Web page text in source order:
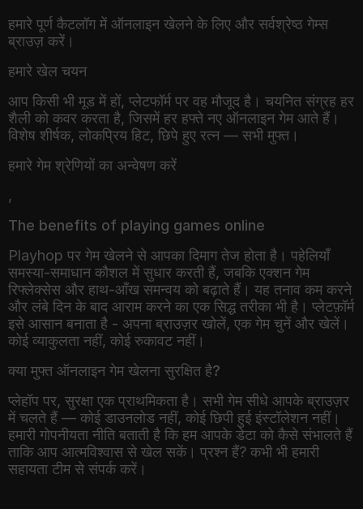
हमारे पूर्ण कैटलॉग में ऑनलाइन खेलने के लिए और सर्वश्रेष्ठ गेम्स
हमारे खेल चयन
आप किसी भी मूड में हों, प्लेटफॉर्म पर वह मौजूद है। चयनित संग्रह हर
शैली को कवर करता है, जिसमें हर हफ्ते नए ऑनलाइन गेम आते हैं।
विशेष शीर्षक, लोकप्रिय हिट, छिपे हुए रत्न — सभी मुफ्त।
हमारे गेम श्रेणियों का अन्वेषण करें
,
The benefits of playing games online
Playhop पर गेम खेलने से आपका दिमाग तेज होता है। पहेलियाँ
समस्या-समाधान कौशल में सुधार करती हैं, जबकि एक्शन गेम
रिफ्लेक्सेस और हाथ-आँख समन्वय को बढ़ाते हैं। यह तनाव कम करने
और लंबे दिन के बाद आराम करने का एक सिद्ध तरीका भी है। प्लेटफ़ॉर्म
इसे आसान बनाता है - अपना ब्राउज़र खोलें, एक गेम चुनें और खेलें।
कोई व्याकुलता नहीं, कोई रुकावट नहीं।
क्या मुफ्त ऑनलाइन गेम खेलना सुरक्षित है?
प्लेहॉप पर, सुरक्षा एक प्राथमिकता है। सभी गेम सीधे आपके ब्राउज़र
में चलते हैं — कोई डाउनलोड नहीं, कोई छिपी हुई इंस्टॉलेशन नहीं।
हमारी गोपनीयता नीति बताती है कि हम आपके डेटा को कैसे संभालते हैं
ताकि आप आत्मविश्वास से खेल सकें। प्रश्न हैं? कभी भी हमारी
सहायता टीम से संपर्क करें।